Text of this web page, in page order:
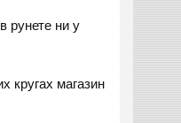
рунете ни у
кругах магазин